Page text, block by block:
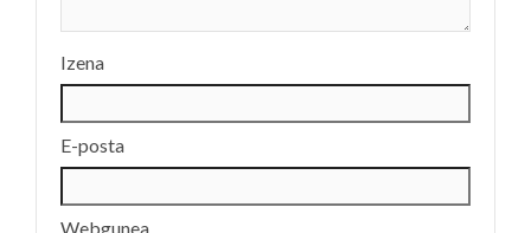
Izena
E-posta
Webgunea